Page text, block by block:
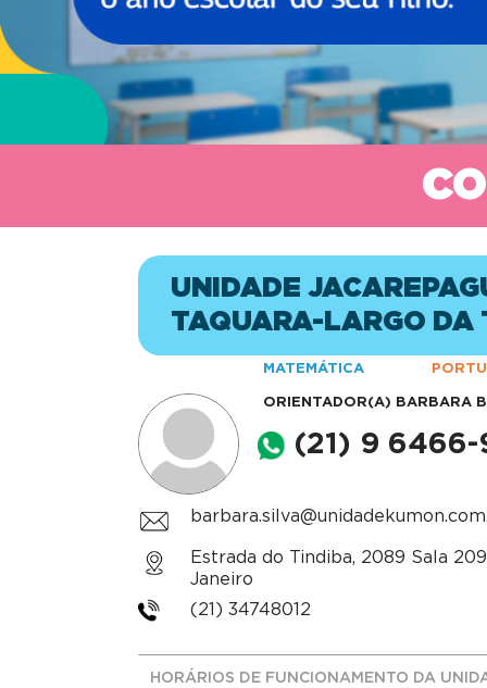
UNIDADE
TAQUARA-LARGO DA
MATEMÁTICA
ORIENTADOR(A) BARBARA
(21) 9 6466-
Estrada do Tindiba, 2089 Sala
Janeiro
(21) 34748012
HORÁRIOS DE FUNCIONAMENTO DA